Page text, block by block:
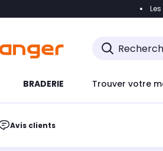
Accéder
BRADERIE Trouver votre
Avis clients